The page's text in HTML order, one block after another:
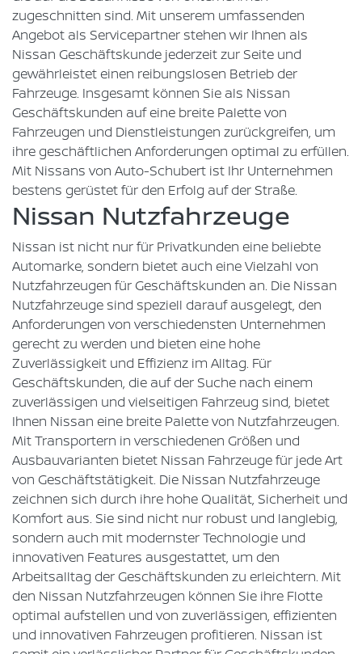
zugeschnitten sind. Mit unserem umfassenden
Angebot als Servicepartner stehen wir Ihnen als
Nissan Geschäftskunde jederzeit zur Seite und
gewährleistet einen reibungslosen Betrieb der
Fahrzeuge. Insgesamt können Sie als Nissan
Geschäftskunden auf eine breite Palette von
Fahrzeugen und Dienstleistungen zurückgreifen, um
ihre geschäftlichen Anforderungen optimal zu erfüllen.
Mit Nissans von Auto-Schubert ist Ihr Unternehmen
bestens gerüstet für den Erfolg auf der Straße.
Nissan Nutzfahrzeuge
Nissan ist nicht nur für Privatkunden eine beliebte
Automarke, sondern bietet auch eine Vielzahl von
Nutzfahrzeugen für Geschäftskunden an. Die Nissan
Nutzfahrzeuge sind speziell darauf ausgelegt, den
Anforderungen von verschiedensten Unternehmen
gerecht zu werden und bieten eine hohe
Zuverlässigkeit und Effizienz im Alltag. Für
Geschäftskunden, die auf der Suche nach einem
zuverlässigen und vielseitigen Fahrzeug sind, bietet
Ihnen Nissan eine breite Palette von Nutzfahrzeugen.
Mit Transportern in verschiedenen Größen und
Ausbauvarianten bietet Nissan Fahrzeuge für jede Art
von Geschäftstätigkeit. Die Nissan Nutzfahrzeuge
zeichnen sich durch ihre hohe Qualität, Sicherheit und
Komfort aus. Sie sind nicht nur robust und langlebig,
sondern auch mit modernster Technologie und
innovativen Features ausgestattet, um den
Arbeitsalltag der Geschäftskunden zu erleichtern. Mit
den Nissan Nutzfahrzeugen können Sie ihre Flotte
optimal aufstellen und von zuverlässigen, effizienten
und innovativen Fahrzeugen profitieren. Nissan ist